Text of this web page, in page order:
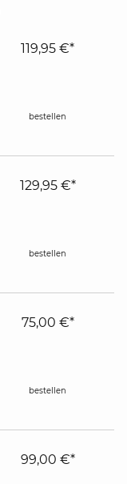
contents
119,95 €*
bestellen
129,95 €*
bestellen
75,00 €*
bestellen
99,00 €*